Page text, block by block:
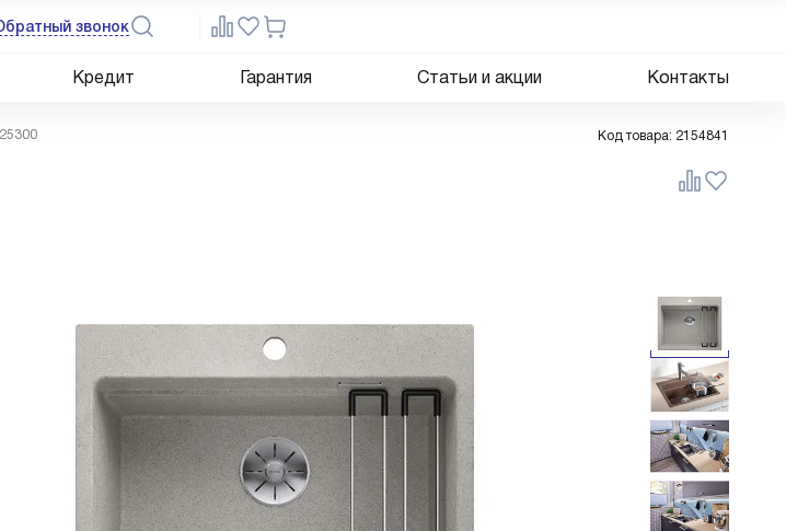
звонок
Кредит Гарантия Статьи и акции Контакты
Код товара: 2154841